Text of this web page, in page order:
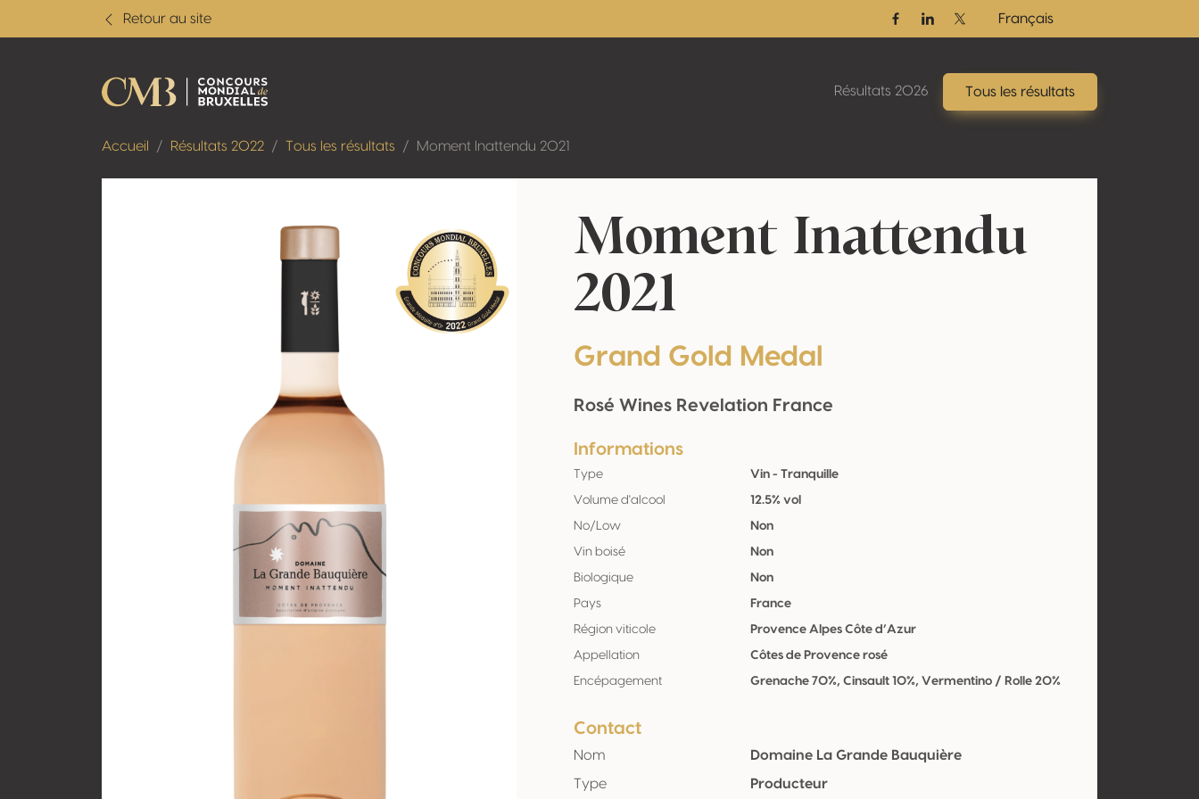
Retour au site
FacebookLinkedinTwitter / X
Français
Résultats 2026 Tous les résultats
Accueil Résultats 2022 Tous les résultats Moment Inattendu 2021
Moment Inattendu
2021
Grand Gold Medal
Rosé Wines Revelation France
Informations
Type Vin - Tranquille
Volume d'alcool 12.5% vol
No/Low Non
Vin boisé Non
Biologique Non
Pays France
Région viticole Provence Alpes Côte d’Azur
Appellation Côtes de Provence rosé
Encépagement Grenache 70%, Cinsault 10%, Vermentino / Rolle 20%
Contact
Nom
Domaine La Grande Bauquière
Type
Producteur